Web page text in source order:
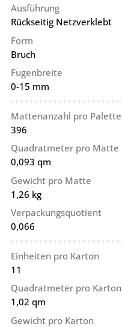
Ausführung
Rückseitig Netzverklebt
Form
Bruch
Fugenbreite
0-15 mm
Mattenanzahl pro Palette
396
Quadratmeter pro Matte
0,093 qm
Gewicht pro Matte
1,26 kg
Verpackungsquotient
0,066
Einheiten pro Karton
11
Quadratmeter pro Karton
1,02 qm
Gewicht pro Karton